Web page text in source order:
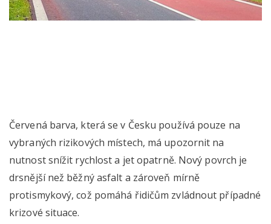
Červená barva, která se v Česku používá pouze na
vybraných rizikových místech, má upozornit na
nutnost snížit rychlost a jet opatrně. Nový povrch je
drsnější než běžný asfalt a zároveň mírně
protismykový, což pomáhá řidičům zvládnout případné
krizové situace.